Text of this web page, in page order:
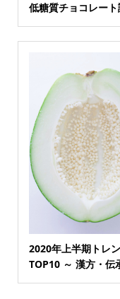
低糖質チョコレート
2020年上半期トレ
TOP10 ～ 漢方・伝